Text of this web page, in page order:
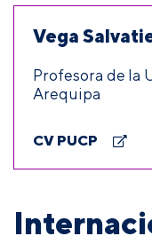
Vega
Profesora de la
Arequipa
CV PUCP